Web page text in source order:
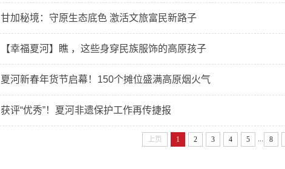
甘加秘境：守原生态底色 激活文旅富民新路子
【幸福夏河】瞧 ，这些身穿民族服饰的高原孩子
夏河新春年货节启幕！150个摊位盛满高原烟火气
获评“优秀”！夏河非遗保护工作再传捷报
上页 1 2 3 4 5 8